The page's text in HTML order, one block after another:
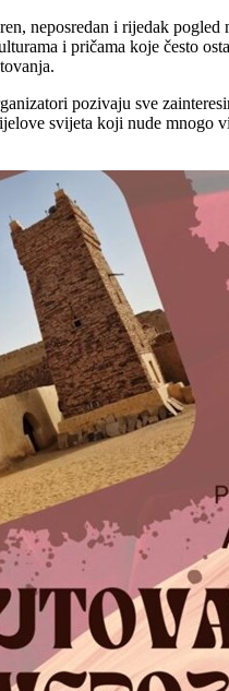
neposredan i rijedak pogled
i pričama koje često
pozivaju sve
svijeta koji nude mnogo